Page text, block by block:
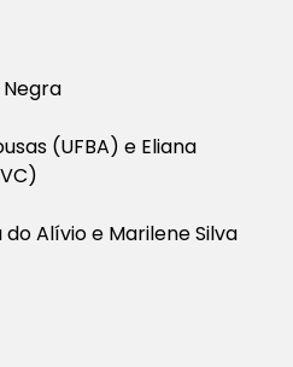
Negra
(UFBA) e Eliana
Alívio e Marilene Silva